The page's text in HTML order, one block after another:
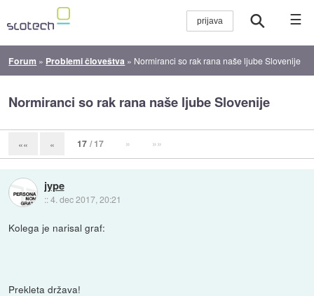
☰
Forum » Problemi človeštva » Normiranci so rak rana naše ljube Slovenije
Normiranci so rak rana naše ljube Slovenije
«« « 17 / 17 » »»
jype
::4. dec 2017, 20:21
Kolega je narisal graf:
Prekleta država!